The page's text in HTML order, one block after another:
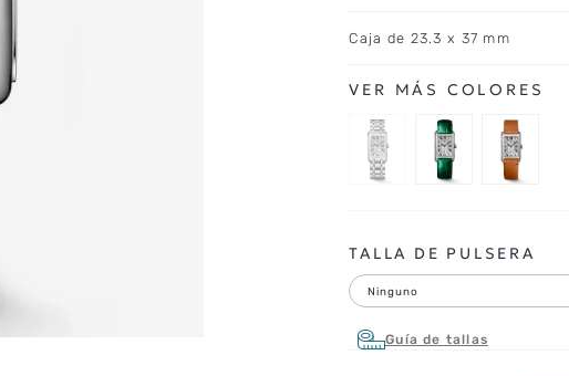
Caja de 23.3 x 37 mm
TALLA DE PULSERA
Ninguno
Guía de tallas